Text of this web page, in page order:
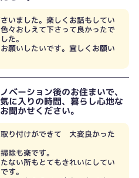
いました。楽しくお話もしてい
々おしえて下さって良かったで
た。
願いしたいです。宜しくお願い
ベーション後のお住まいで、
に入りの時間、暮らし心地な
聞かせください。
り付けができて 大変良かった
除も楽です。
ない所もとてもきれいにしてい
す。